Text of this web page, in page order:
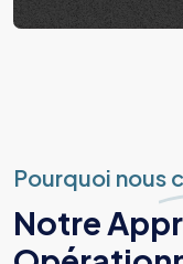
Pourquoi nous
Notre